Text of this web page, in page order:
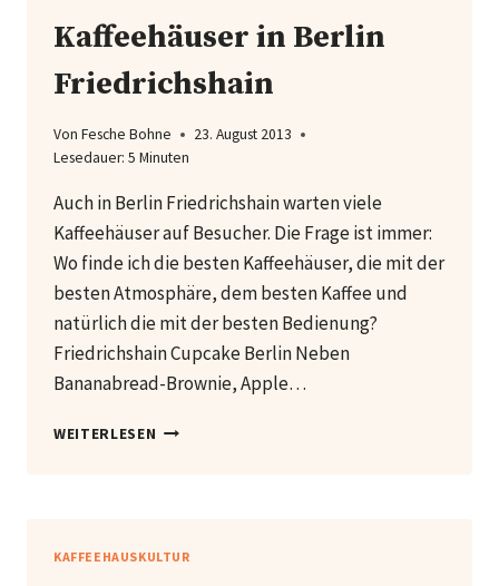
Kaffeehäuser in Berlin
Friedrichshain
Von Fesche Bohne
23. August 2013
Lesedauer: 5 Minuten
Auch in Berlin Friedrichshain warten viele
Kaffeehäuser auf Besucher. Die Frage ist immer:
Wo finde ich die besten Kaffeehäuser, die mit der
besten Atmosphäre, dem besten Kaffee und
natürlich die mit der besten Bedienung?
Friedrichshain Cupcake Berlin Neben
Bananabread-Brownie, Apple…
WEITERLESEN KAFFEEHÄUSER
KAFFEEHAUSKULTUR